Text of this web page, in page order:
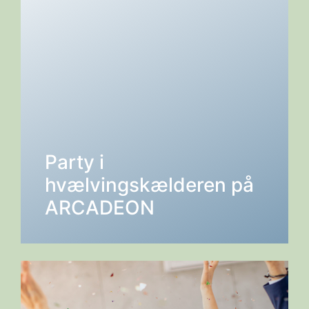
Party i
hvælvingskælderen på
ARCADEON
DETALJER →